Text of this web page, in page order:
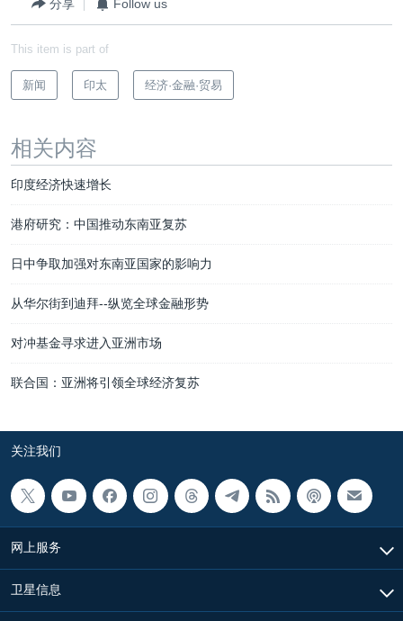
分享 Follow us
This item is part of
新闻 印太 经济·金融·贸易
相关内容
印度经济快速增长
港府研究：中国推动东南亚复苏
日中争取加强对东南亚国家的影响力
从华尔街到迪拜--纵览全球金融形势
对冲基金寻求进入亚洲市场
联合国：亚洲将引领全球经济复苏
关注我们
网上服务
卫星信息